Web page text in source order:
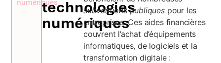
numériquestechnologies
numériques
subventions publiquespour les
entreprises. Ces aides financières
couvrent l’achat d’équipements
informatiques, de logiciels et la
transformation digitale :